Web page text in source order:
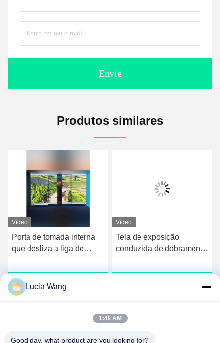
Envie
Produtos similares
Vídeo
Porta de tomada interna
que desliza a liga de
emissor de luz
Obtenha o melhor preço
Vídeo
Tela de exposição
conduzida de dobramento
liga de alumínio da tela
Lucia Wang
1:49 AM
Good day, what product are you looking for?